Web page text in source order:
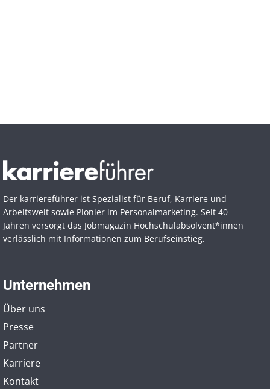
Der karriereführer ist Spezialist für Beruf, Karriere und
Arbeitswelt sowie Pionier im Personal­marketing. Seit 40
Jahren versorgt das Jobmagazin Hochschul­absolvent*innen
verlässlich mit Informationen zum Berufseinstieg.
Unternehmen
Über uns
Presse
Partner
Karriere
Kontakt